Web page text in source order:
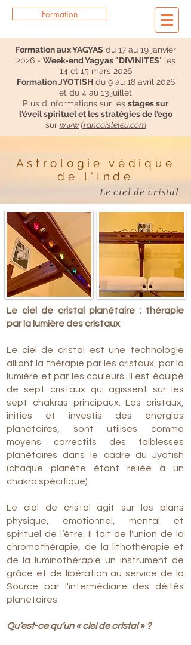
Formation
Formation aux YAGYAS du 17 au 19 janvier
2026 - Week-end Yagyas "DIVINITES" les
14 et 15 mars 2026
Formation JYOTISHdu 9 au 18 avril 2026
et du 4 au 13 juillet
Plus d'informations sur les stages sur
l'éveil spirituel et les stratégies de l'ego
sur www.francoisleleu.com
Astrologie védique
de l'Inde
Le ciel de cristal
Le ciel de cristal planétaire : thérapie
par la lumière des cristaux
Le ciel de cristal est une technologie
alliant la thérapie par les cristaux, par la
lumière et par les couleurs. Il est équipé
de sept cristaux qui agissent sur les
sept chakras principaux. Les cristaux,
initiés et investis des énergies
planétaires, sont utilisés comme
moyens correctifs des faiblesses
planétaires dans le cadre du Jyotish
(chaque planète étant reliée à un
chakra spécifique).
Le ciel de cristal agit sur les plans
physique, émotionnel, mental et
spirituel de l’être. Il fait de l'union de la
chromothérapie, de la lithothérapie et
de la luminothérapie un instrument de
grâce et de libération au service de la
Source par l'intermédiaire des déités
planétaires.
Qu’est-ce qu’un « ciel de cristal » ?